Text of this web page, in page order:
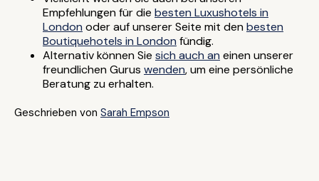
Empfehlungen für die besten Luxushotels in
London oder auf unserer Seite mit denbesten
Boutiquehotels in London fündig.
Alternativ können Sie sich auch an einen unserer
freundlichen Gurus wenden, um eine persönliche
Beratung zu erhalten.
Geschrieben von Sarah Empson